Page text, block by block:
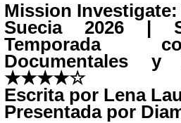
Mission
Suecia 2026 |
Temporada
Documentales y
★★★★☆
Escrita por Lena
Presentada por